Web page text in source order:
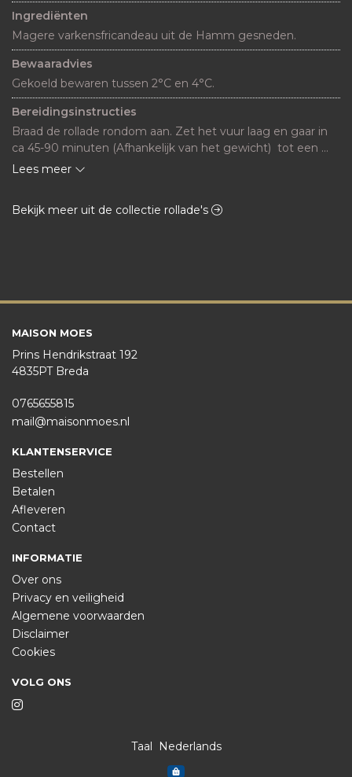
Ingrediënten
Magere varkensfricandeau uit de Hamm gesneden.
Bewaaradvies
Gekoeld bewaren tussen 2°C en 4°C.
Bereidingsinstructies
Braad de rollade rondom aan. Zet het vuur laag en gaar in
ca 45-90 minuten (Afhankelijk van het gewicht)  tot een
kern van 70gr
Lees meer
Bekijk meer uit de collectie rollade's
MAISON MOES
Prins Hendrikstraat 192
4835PT Breda
0765655815
mail@maisonmoes.nl
KLANTENSERVICE
Bestellen
Betalen
Afleveren
Contact
INFORMATIE
Over ons
Privacy en veiligheid
Algemene voorwaarden
Disclaimer
Cookies
VOLG ONS
Taal